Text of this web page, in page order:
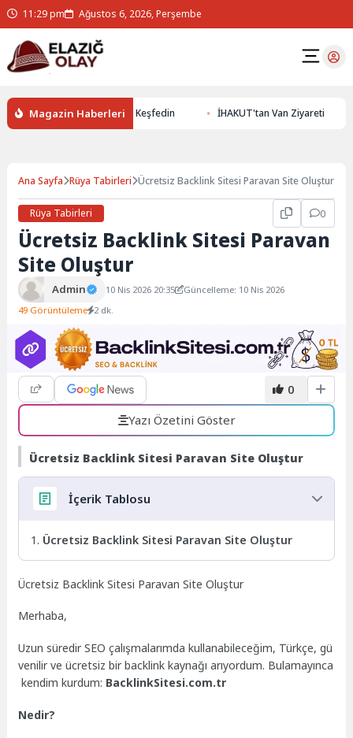
11:29 pm Ağustos 6, 2026, Perşembe
Magazin Haberleri
ile Yer Altının Gizemlerini Keşfedin İHAKUT'tan Van Ziyareti
Ana Sayfa Rüya Tabirleri Ücretsiz Backlink Sitesi Paravan Site Oluştur
Rüya Tabirleri 0
Ücretsiz Backlink Sitesi Paravan
Site Oluştur
Admin 10 Nis 2026 20:35
Güncelleme: 10 Nis 2026
49 Görüntüleme 2 dk.
0
Yazı Özetini Göster
Ücretsiz Backlink Sitesi Paravan Site Oluştur
İçerik Tablosu
Ücretsiz Backlink Sitesi Paravan Site Oluştur
Ücretsiz Backlink Sitesi Paravan Site Oluştur
Merhaba,
Uzun süredir SEO çalışmalarımda kullanabileceğim, Türkçe, gü
venilir ve ücretsiz bir backlink kaynağı arıyordum. Bulamayınca
kendim kurdum: BacklinkSitesi.com.tr
Nedir?